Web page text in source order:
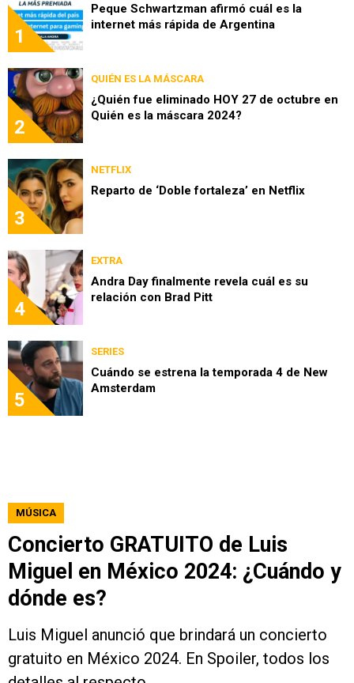
1
Peque Schwartzman afirmó cuál es la
internet más rápida de Argentina
2
QUIÉN ES LA MÁSCARA
¿Quién fue eliminado HOY 27 de octubre en
Quién es la máscara 2024?
3
NETFLIX
Reparto de ‘Doble fortaleza’ en Netflix
4
EXTRA
Andra Day finalmente revela cuál es su
relación con Brad Pitt
5
SERIES
Cuándo se estrena la temporada 4 de New
Amsterdam
MÚSICA
Concierto GRATUITO de Luis
Miguel en México 2024: ¿Cuándo y
dónde es?
Luis Miguel anunció que brindará un concierto
gratuito en México 2024. En Spoiler, todos los